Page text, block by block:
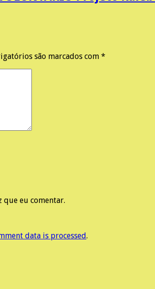
são marcados com *
que eu comentar.
data is processed.